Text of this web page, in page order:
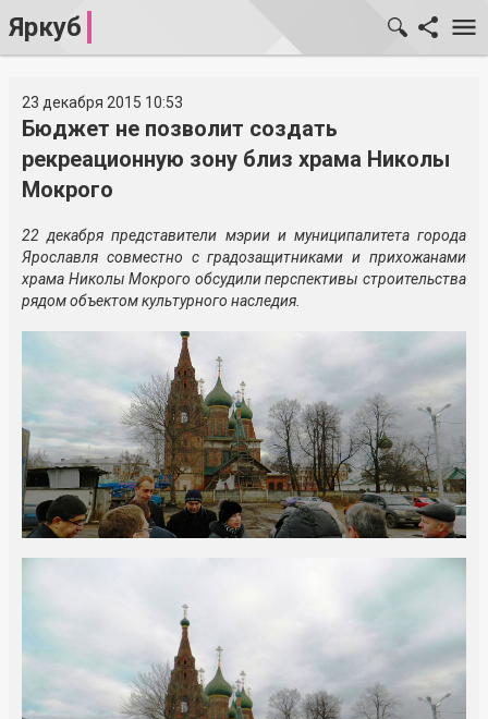
Яркуб
23 декабря 2015 10:53
Бюджет не позволит создать
рекреационную зону близ храма Николы
Мокрого
22 декабря представители мэрии и муниципалитета города
Ярославля совместно с градозащитниками и прихожанами
храма Николы Мокрого обсудили перспективы строительства
рядом объектом культурного наследия.